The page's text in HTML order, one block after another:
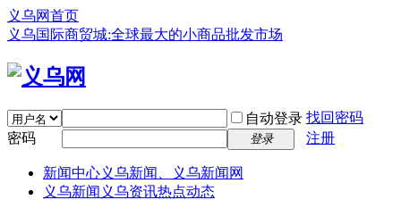
义乌网首页
义乌国际商贸城:全球最大的小商品批发市场
自动登录 找回密码
密码
登录 注册
新闻中心义乌新闻、义乌新闻网
义乌新闻 义乌资讯热点动态